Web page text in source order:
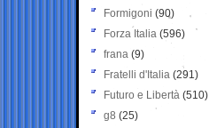
Formigoni (90)
Forza Italia (596)
frana (9)
Fratelli d'Italia (291)
Futuro e Libertà (510)
g8 (25)